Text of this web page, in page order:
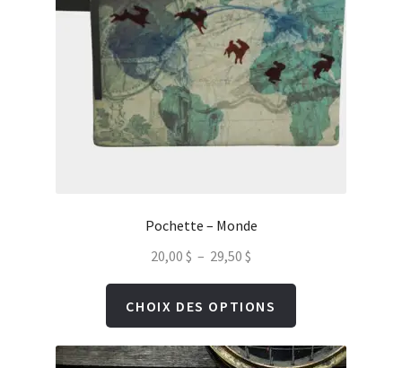
Pochette – Monde
20,00 $ – 29,50 $
de
prix :
à
CHOIX DES OPTIONS
produit
a